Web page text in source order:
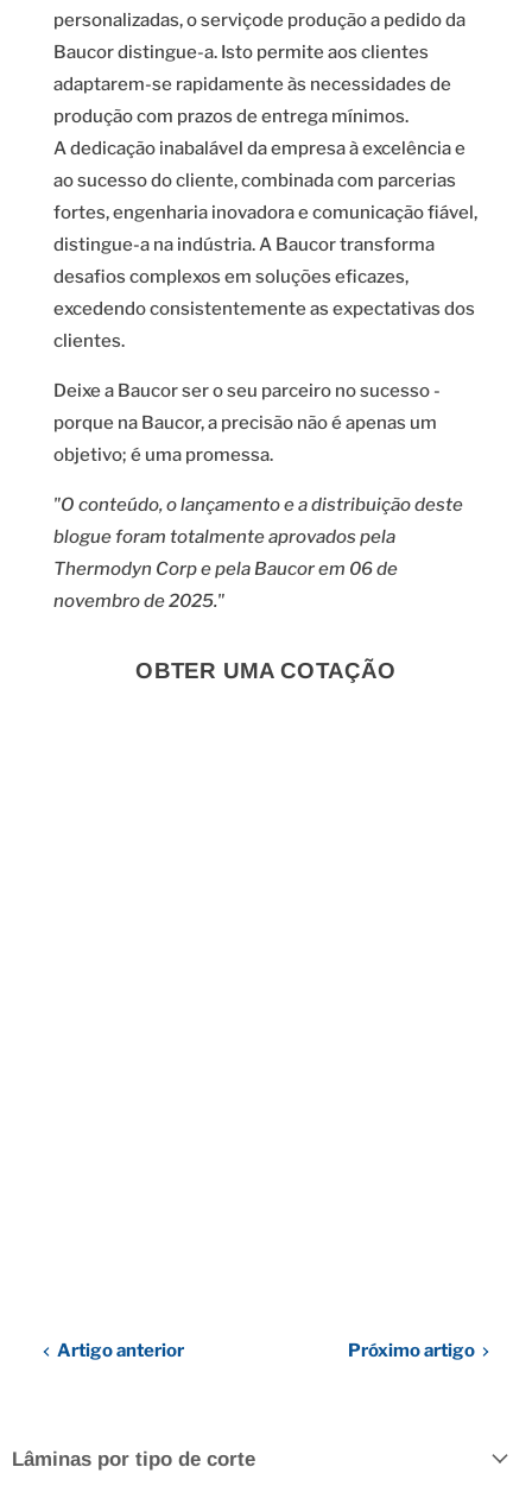
personalizadas, o serviçode produção a pedido da
Baucor distingue-a. Isto permite aos clientes
adaptarem-se rapidamente às necessidades de
produção com prazos de entrega mínimos.
A dedicação inabalável da empresa à excelência e
ao sucesso do cliente, combinada com parcerias
fortes, engenharia inovadora e comunicação fiável,
distingue-a na indústria. A Baucor transforma
desafios complexos em soluções eficazes,
excedendo consistentemente as expectativas dos
clientes.
Deixe a Baucor ser o seu parceiro no sucesso -
porque na Baucor, a precisão não é apenas um
objetivo; é uma promessa.
"O conteúdo, o lançamento e a distribuição deste
blogue foram totalmente aprovados pela
Thermodyn Corp e pela Baucor em 06 de
novembro de 2025."
OBTER UMA COTAÇÃO
Artigo anterior Próximo artigo
Lâminas por tipo de corte